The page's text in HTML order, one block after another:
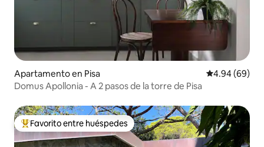
Apartamento en Pisa Calificación
4.94 (69)
Domus Apollonia - A 2 pasos de la torre de Pisa
Favorito entre huéspedes preferido
Favorito entre huéspedes